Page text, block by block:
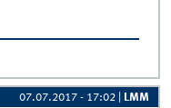
Kischkat (Unilever)
07.07.2017 - 17:02 LMM